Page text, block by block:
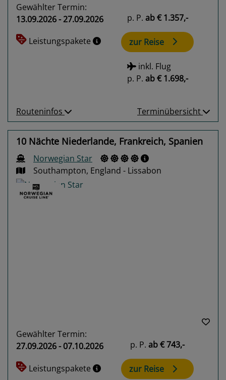
Gewählter Termin:
13.09.2026 - 27.09.2026
Leistungspakete
p. P. ab€ 1.357,-
zur Reise
inkl. Flug
p. P. ab€ 1.698,-
Routeninfos Terminübersicht
10 Nächte Niederlande, Frankreich, Spanien
Norwegian Star
Southampton, England - Lissabon
Gewählter Termin:
27.09.2026 - 07.10.2026
Leistungspakete
p. P. ab€ 743,-
zur Reise